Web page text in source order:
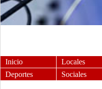
Inicio Locales
Deportes
Sociales